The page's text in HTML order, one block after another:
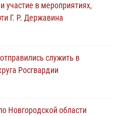
лицензионно-
телефонную «горячую
о службе детям из летнего
участие в мероприятиях,
Г. Р. Державина
служить в
Росгвардии
Новгородской области